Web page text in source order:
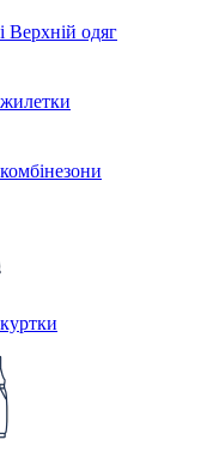
Верхній одяг
жилетки